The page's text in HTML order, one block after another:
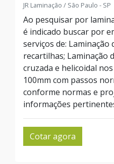
JR Laminação / São Paulo - SP
Ao pesquisar por
é indicado buscar por
serviços de: Laminação
recartilhas; Laminação
cruzada e helicoidal
100mm com passos
conforme normas e
informações
Cotar agora